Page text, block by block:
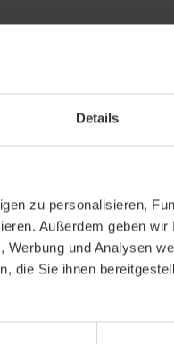
Details
zu personalisieren,
Außerdem geben
und Analysen
die Sie ihnen